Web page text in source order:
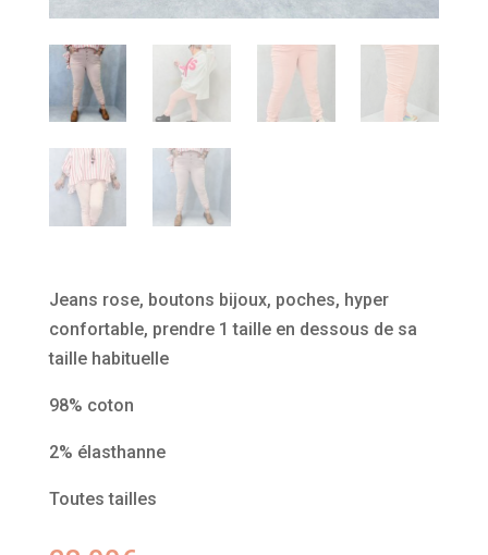
Jeans rose, boutons bijoux, poches, hyper
confortable, prendre 1 taille en dessous de sa
taille habituelle
98% coton
2% élasthanne
Toutes tailles